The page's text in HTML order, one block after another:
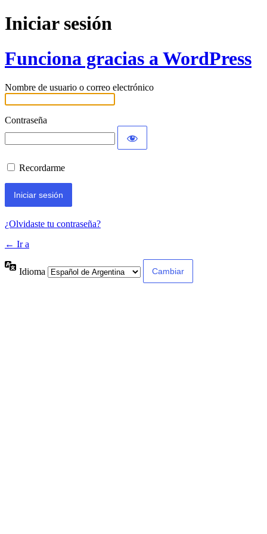
Iniciar sesión
Funciona gracias a WordPress
Nombre de usuario o correo electrónico
Contraseña
Recordarme
¿Olvidaste tu contraseña?
← Ir a
Idioma